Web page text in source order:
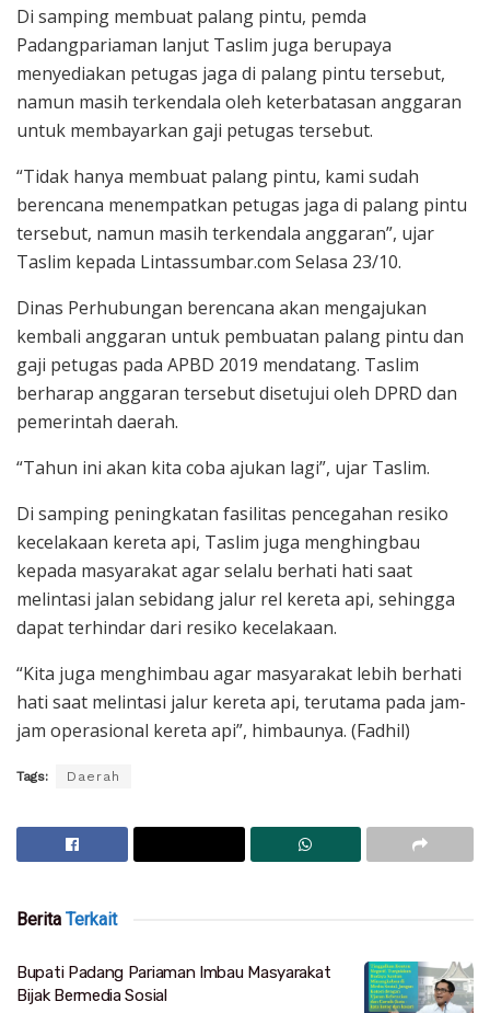
Di samping membuat palang pintu, pemda
Padangpariaman lanjut Taslim juga berupaya
menyediakan petugas jaga di palang pintu tersebut,
namun masih terkendala oleh keterbatasan anggaran
untuk membayarkan gaji petugas tersebut.
“Tidak hanya membuat palang pintu, kami sudah
berencana menempatkan petugas jaga di palang pintu
tersebut, namun masih terkendala anggaran”, ujar
Taslim kepada Lintassumbar.com Selasa 23/10.
Dinas Perhubungan berencana akan mengajukan
kembali anggaran untuk pembuatan palang pintu dan
gaji petugas pada APBD 2019 mendatang. Taslim
berharap anggaran tersebut disetujui oleh DPRD dan
pemerintah daerah.
“Tahun ini akan kita coba ajukan lagi”, ujar Taslim.
Di samping peningkatan fasilitas pencegahan resiko
kecelakaan kereta api, Taslim juga menghingbau
kepada masyarakat agar selalu berhati hati saat
melintasi jalan sebidang jalur rel kereta api, sehingga
dapat terhindar dari resiko kecelakaan.
“Kita juga menghimbau agar masyarakat lebih berhati
hati saat melintasi jalur kereta api, terutama pada jam-
jam operasional kereta api”, himbaunya. (Fadhil)
Tags: Daerah
Berita Terkait
Bupati Padang Pariaman Imbau Masyarakat
Bijak Bermedia Sosial